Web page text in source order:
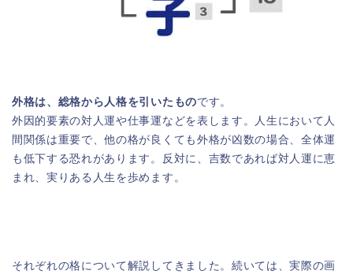
外格は、総格から人格を引いたものです。
外因的要素の対人運や仕事運などを表します。人生において人
間関係は重要で、他の格が良くても外格が凶数の場合、全体運
も低下する恐れがあります。反対に、吉数であれば対人運に恵
まれ、実りある人生を歩めます。
それぞれの格について解説してきました。続いては、実際の画